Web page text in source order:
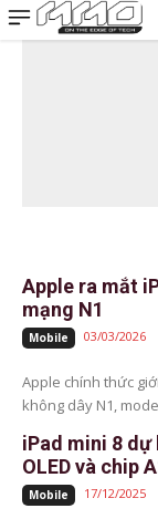
MMOSITE
Bài viết nổi
Apple ra mắt
mạng N1
Mobile 03/03/2026
Apple chính thức
không dây N1,
iPad mini 8 dự
OLED và chip
Mobile 17/12/2025